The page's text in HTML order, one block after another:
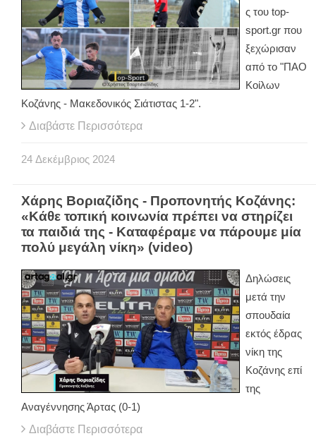
ς του top-
sport.gr που
ξεχώρισαν
από το "ΠΑΟ
Κοίλων
Κοζάνης - Μακεδονικός Σιάτιστας 1-2".
Διαβάστε Περισσότερα
24 Δεκέμβριος 2024
Χάρης Βοριαζίδης - Προπονητής Κοζάνης:
«Κάθε τοπική κοινωνία πρέπει να στηρίζει
τα παιδιά της - Καταφέραμε να πάρουμε μία
πολύ μεγάλη νίκη» (video)
Δηλώσεις
μετά την
σπουδαία
εκτός έδρας
νίκη της
Κοζάνης επί
της
Αναγέννησης Άρτας (0-1)
Διαβάστε Περισσότερα